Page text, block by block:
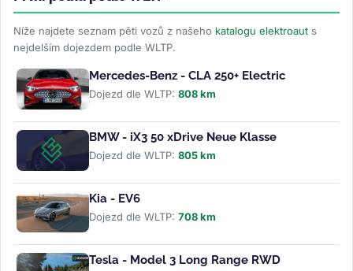
Níže najdete seznam pěti vozů z našeho katalogu elektroaut s
nejdelším dojezdem podle WLTP.
Mercedes-Benz - CLA 250+ Electric
Dojezd dle WLTP: 808 km
BMW - iX3 50 xDrive Neue Klasse
Dojezd dle WLTP: 805 km
Kia - EV6
Dojezd dle WLTP: 708 km
Tesla - Model 3 Long Range RWD